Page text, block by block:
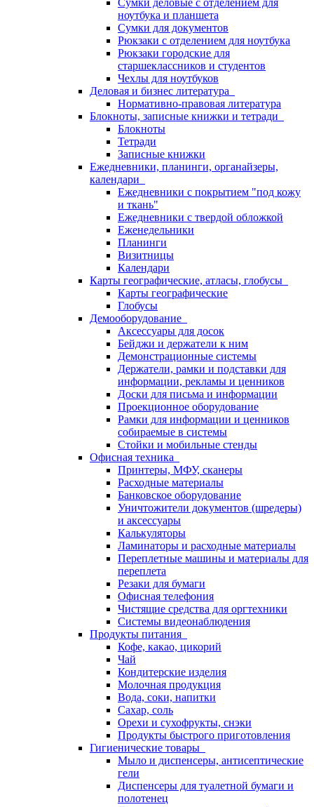
Сумки деловые с отделением для
ноутбука и планшета
Сумки для документов
Рюкзаки с отделением для ноутбука
Рюкзаки городские для
старшеклассников и студентов
Чехлы для ноутбуков
Деловая и бизнес литература
Нормативно-правовая литература
Блокноты, записные книжки и тетради
Блокноты
Тетради
Записные книжки
Ежедневники, планинги, органайзеры,
календари
Ежедневники с покрытием "под кожу
и ткань"
Ежедневники с твердой обложкой
Еженедельники
Планинги
Визитницы
Календари
Карты географические, атласы, глобусы
Карты географические
Глобусы
Демооборудование
Аксессуары для досок
Бейджи и держатели к ним
Демонстрационные системы
Держатели, рамки и подставки для
информации, рекламы и ценников
Доски для письма и информации
Проекционное оборудование
Рамки для информации и ценников
собираемые в системы
Стойки и мобильные стенды
Офисная техника
Принтеры, МФУ, сканеры
Расходные материалы
Банковское оборудование
Уничтожители документов (шредеры)
и аксессуары
Калькуляторы
Ламинаторы и расходные материалы
Переплетные машины и материалы для
переплета
Резаки для бумаги
Офисная телефония
Чистящие средства для оргтехники
Системы видеонаблюдения
Продукты питания
Кофе, какао, цикорий
Чай
Кондитерские изделия
Молочная продукция
Вода, соки, напитки
Сахар, соль
Орехи и сухофрукты, снэки
Продукты быстрого приготовления
Гигиенические товары
Мыло и диспенсеры, антисептические
гели
Диспенсеры для туалетной бумаги и
полотенец